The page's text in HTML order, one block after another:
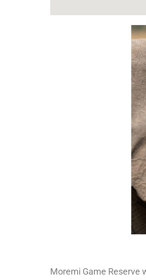
Moremi Game Reserve